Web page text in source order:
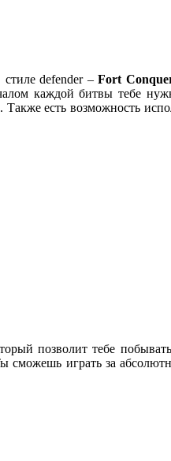
defender – Fort
каждой битвы тебе
есть возможность
позволит тебе
сможешь играть за